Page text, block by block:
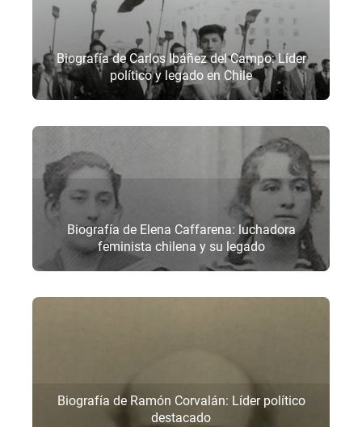
Biografía de Carlos Ibáñez del Campo: Líder
político y legado en Chile
Biografía de Elena Caffarena: luchadora
feminista chilena y su legado
Biografía de Ramón Corvalán: Líder político
destacado